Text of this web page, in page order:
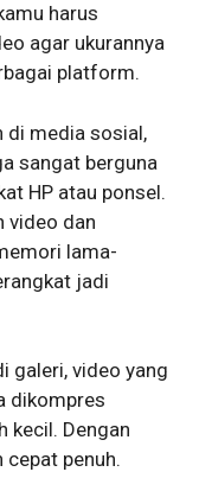
harus
agar ukurannya
platform.
di media sosial,
sangat berguna
HP atau ponsel.
video dan
lama-
jadi
galeri, video yang
dikompres
kecil. Dengan
cepat penuh.